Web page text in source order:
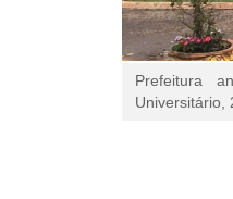
Prefeitura
Universitário,